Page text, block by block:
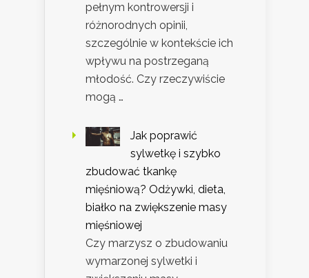
pełnym kontrowersji i
różnorodnych opinii,
szczególnie w kontekście ich
wpływu na postrzeganą
młodość. Czy rzeczywiście
mogą …
Jak poprawić
sylwetkę i szybko
zbudować tkankę
mięśniową? Odżywki, dieta,
białko na zwiększenie masy
mięśniowej
Czy marzysz o zbudowaniu
wymarzonej sylwetki i